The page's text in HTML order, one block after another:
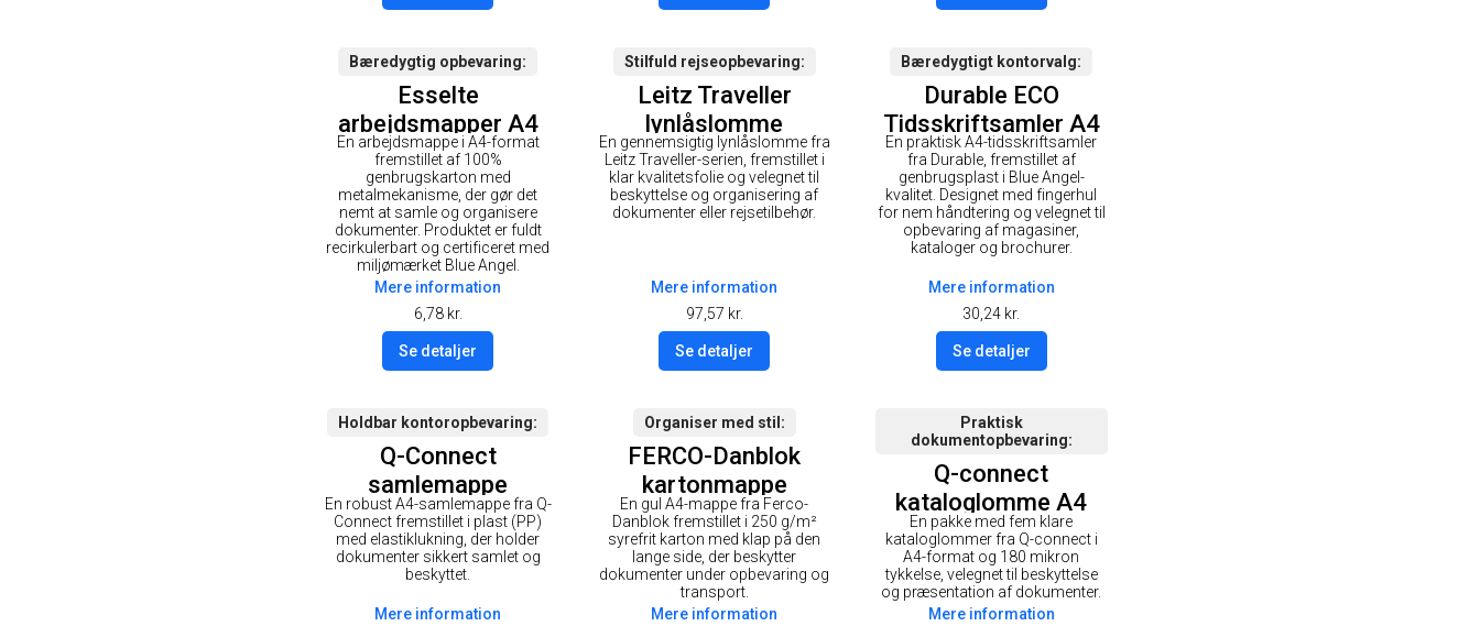
Bæredygtig opbevaring
Esselte
arbejdsmapper A4
En arbejdsmappe i A4-format
fremstillet af 100%
genbrugskarton med
metalmekanisme, der gør det
nemt at samle og organisere
dokumenter. Produktet er fuldt
recirkulerbart og certificeret med
miljømærket Blue Angel.
6,78 kr.
Se detaljer
Mere information
Stilfuld rejseopbevaring
Leitz Traveller
lynlåslomme
En gennemsigtig lynlåslomme fra
Leitz Traveller-serien, fremstillet i
klar kvalitetsfolie og velegnet til
beskyttelse og organisering af
dokumenter eller rejsetilbehør.
97,57 kr.
Se detaljer
Mere information
Bæredygtigt kontorvalg
Durable ECO
Tidsskriftsamler A4
Blue Angel blå
En praktisk A4-tidsskriftsamler
fra Durable, fremstillet af
genbrugsplast i Blue Angel-
kvalitet. Designet med fingerhul
for nem håndtering og velegnet til
opbevaring af magasiner,
kataloger og brochurer.
30,24 kr.
Se detaljer
Mere information
Holdbar kontoropbevaring
Q-Connect
samlemappe
En robust A4-samlemappe fra Q-
Connect fremstillet i plast (PP)
med elastiklukning, der holder
dokumenter sikkert samlet og
beskyttet.
Mere information
Organiser med stil
FERCO-Danblok
kartonmappe
En gul A4-map­pe fra Ferco-
Danblok fremstillet i 250 g/m²
syrefrit karton med klap på den
lange side, der beskytter
dokumenter under opbevaring og
transport.
Mere information
Praktisk
dokumentopbevaring
Q-connect
kataloglomme A4
180my klar 5stk
En pakke med fem klare
kataloglommer fra Q-connect i
A4-format og 180 mikron
tykkelse, velegnet til beskyttelse
og præsentation af dokumenter.
Mere information